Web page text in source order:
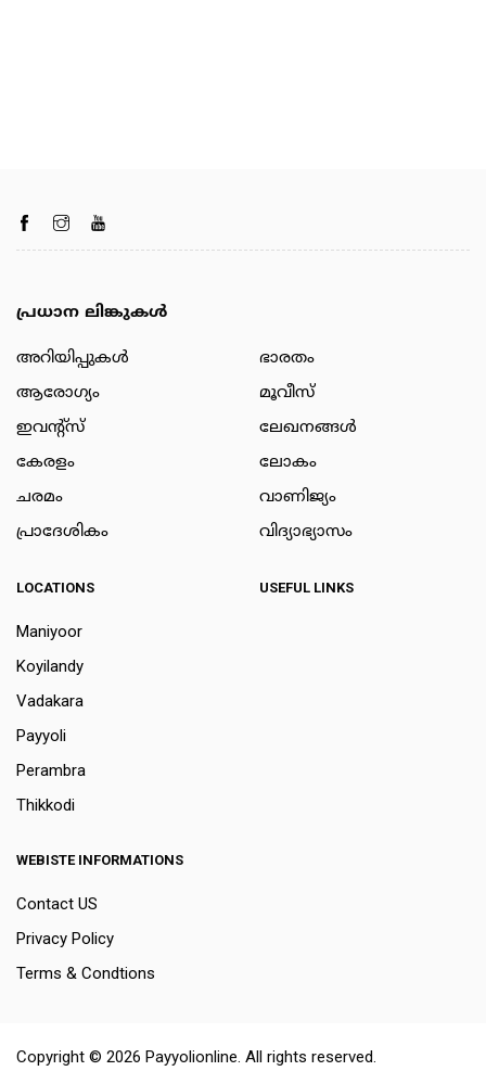
പ്രധാന ലിങ്കുകൾ
അറിയിപ്പുകള്‍
ആരോഗ്യം
ഇവന്റ്സ്
കേരളം
ചരമം
പ്രാദേശികം
ഭാരതം
മൂവീസ്
ലേഖനങ്ങള്‍
ലോകം
വാണിജ്യം
വിദ്യാഭ്യാസം
LOCATIONS
Maniyoor
Koyilandy
Vadakara
Payyoli
Perambra
Thikkodi
USEFUL LINKS
WEBISTE INFORMATIONS
Contact US
Privacy Policy
Terms & Condtions
Copyright © 2026 Payyolionline. All rights reserved.